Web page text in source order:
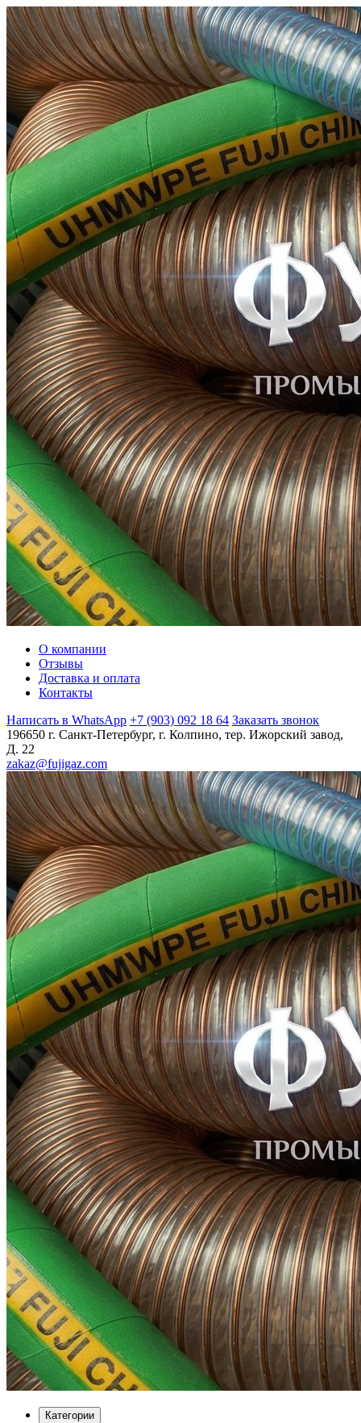
О компании
Отзывы
Доставка и оплата
Контакты
Написать в WhatsApp +7 (903) 092 18 64 Заказать звонок
196650 г. Санкт-Петербург, г. Колпино, тер. Ижорский завод,
Д. 22
zakaz@fujigaz.com
Категории